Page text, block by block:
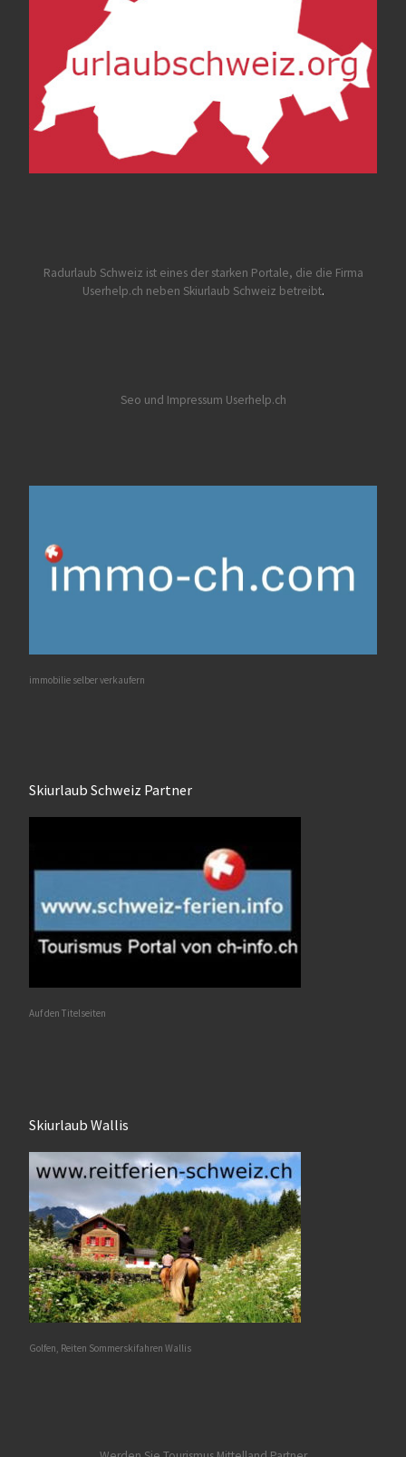
Radurlaub Schweiz ist eines der starken Portale, die die Firma
Userhelp.ch neben Skiurlaub Schweiz betreibt.
Seo und Impressum Userhelp.ch
immobilie selber verkaufern
Skiurlaub Schweiz Partner
Auf den Titelseiten
Skiurlaub Wallis
Golfen, Reiten Sommerskifahren Wallis